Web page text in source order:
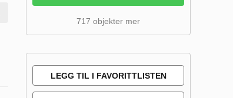
717 objekter mer
LEGG TIL I FAVORITTLISTEN